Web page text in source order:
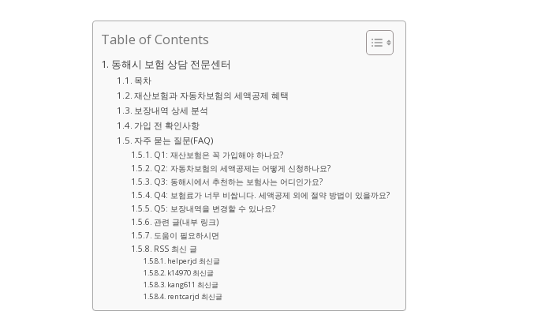
Table of Contents
동해시 보험 상담 전문센터
목차
재산보험과 자동차보험의 세액공제 혜택
보장내역 상세 분석
가입 전 확인사항
자주 묻는 질문(FAQ)
Q1: 재산보험은 꼭 가입해야 하나요?
Q2: 자동차보험의 세액공제는 어떻게 신청하나요?
Q3: 동해시에서 추천하는 보험사는 어디인가요?
Q4: 보험료가 너무 비쌉니다. 세액공제 외에 절약 방법이 있을까요?
Q5: 보장내역을 변경할 수 있나요?
관련 글(내부 링크)
도움이 필요하시면
RSS 최신 글
helperjd 최신글
k14970 최신글
kang611 최신글
rentcarjd 최신글